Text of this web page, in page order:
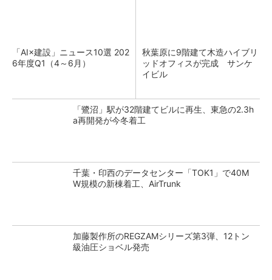
「AI×建設」ニュース10選 202
6年度Q1（4～6月）
秋葉原に9階建て木造ハイブリ
ッドオフィスが完成 サンケ
イビル
「鷺沼」駅が32階建てビルに再生、東急の2.3h
a再開発が今冬着工
千葉・印西のデータセンター「TOK1」で40M
W規模の新棟着工、AirTrunk
加藤製作所のREGZAMシリーズ第3弾、12トン
級油圧ショベル発売